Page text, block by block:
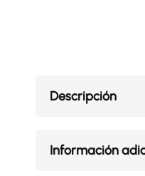
Descripción
Información